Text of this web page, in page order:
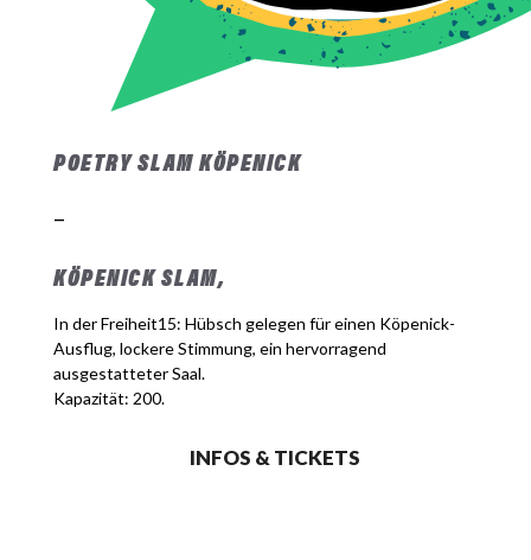
POETRY SLAM KÖPENICK
–
KÖPENICK SLAM,
In der Freiheit15: Hübsch gelegen für einen Köpenick-
Ausflug, lockere Stimmung, ein hervorragend
ausgestatteter Saal.
Kapazität: 200.
INFOS & TICKETS